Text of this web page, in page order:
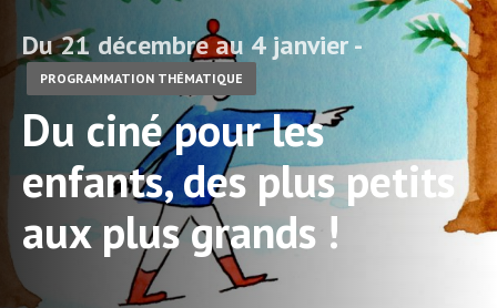
Du 21 décembre au 4 janvier -
PROGRAMMATION THÉMATIQUE
Du ciné pour les
enfants, des plus petits
aux plus grands !